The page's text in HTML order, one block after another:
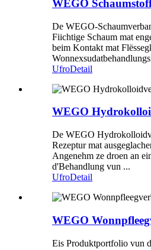
WEGO
De WEGO-
Fiichtige Schaum mat
beim Kontakt mat
UfroDetail
WEGO
De WEGO
Rezeptur mat
Angenehm ze droen an
d'Behandlung vun ...
UfroDetail
WEGO
Eis Produktportfolio vun